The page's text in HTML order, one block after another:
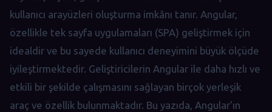
kullanıcı arayüzleri oluşturma imkânı tanır. Angular,
özellikle tek sayfa uygulamaları (SPA) geliştirmek için
idealdir ve bu sayede kullanıcı deneyimini büyük ölçüde
iyileştirmektedir. Geliştiricilerin Angular ile daha hızlı ve
etkili bir şekilde çalışmasını sağlayan birçok yerleşik
araç ve özellik bulunmaktadır. Bu yazıda, Angular’ın